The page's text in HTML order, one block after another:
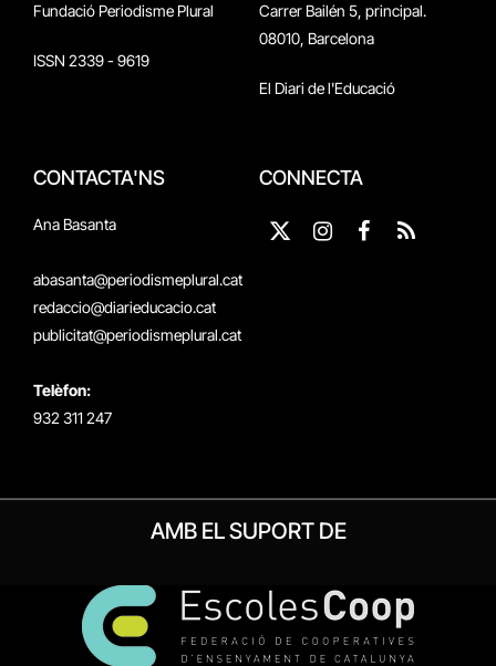
Fundació Periodisme Plural
ISSN 2339 - 9619
Carrer Bailén 5, principal.
08010, Barcelona
El Diari de l'Educació
CONTACTA'NS
Ana Basanta
abasanta@periodismeplural.cat
redaccio@diarieducacio.cat
publicitat@periodismeplural.cat
Telèfon:
932 311 247
CONNECTA
X
Instagram
Facebook
RSS
AMB EL SUPORT DE